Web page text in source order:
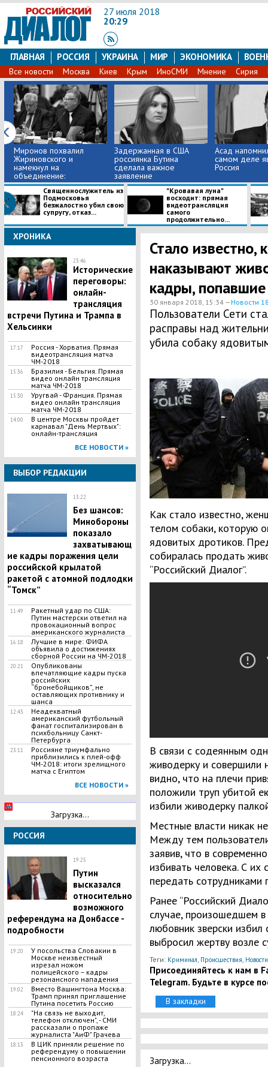
27 июля 2018
20:29
ГЛАВНАЯ РОССИЯ УКРАИНА МИР ЭКОНОМИКА
Все новости Москва Киев Крым ИноСМИ Мнение Сирия
Миронов похвалил
Жириновского и
намекнул на
объединение:
подробно...
Задержанная в США
россиянка Бутина
сделала важное
заявление
Асад
самом деле
Россия
​Священнослужитель из
Подмосковья
безжалостно убил свою
супругу, отказ...
"Кровавая луна"
восходит: прямая
видеотрансляция
самого
продолжительно...
ХРОНИКА
23:46
Исторические
переговоры:
онлайн-
трансляция
встречи Путина и Трампа в
Хельсинки
17:17
Россия - Хорватия. Прямая
видеотрансляция матча
ЧМ-2018
15:36
Бразилия - Бельгия. Прямая
видео онлайн трансляция
матча ЧМ-2018
15:30
Уругвай - Франция. Прямая
видео онлайн трансляция
матча ЧМ-2018
14:00
В центре Москвы пройдет
карнавал "День Мертвых":
онлайн-трансляция
ВСЕ НОВОСТИ »
ВЫБОР РЕДАКЦИИ
13:22
Без шансов:
Минобороны
показало
захватывающ
ие кадры поражения цели
российской крылатой
ракетой с атомной подлодки
“Томск”
11:49
Ракетный удар по США:
Путин мастерски ответил на
провокационный вопрос
американского журналиста
16:18
Лучшие в мире: ФИФА
объявила о достижениях
сборной России на ЧМ-2018
20:21
Опубликованы
впечатляющие кадры пуска
российских
“бронебойщиков”, не
оставляющих противнику и
шанса
12:43
Неадекватный
американский футбольный
фанат госпитализирован в
психбольницу Санкт-
Петербурга
23:11
Россияне триумфально
приблизились к плей-офф
ЧМ-2018: итоги зрелищного
матча с Египтом
ВСЕ НОВОСТИ »
Загрузка...
РОССИЯ
19:25
​Путин
высказался
относительно
возможного
референдума на Донбассе -
подробности
19:20
У посольства Словакии в
Москве неизвестный
изрезал ножом
полицейского – кадры
резонансного нападения
19:02
Вместо Вашингтона Москва:
Трамп принял приглашение
Путина посетить Россию
18:24
"На связь не выходит,
телефон отключен", - СМИ
рассказали о пропаже
журналиста "АиФ" Грачева
18:13
В ЦИК приняли решение по
референдуму о повышении
пенсионного возраста
​Стало известно,
наказывают
кадры, попавшие
30 января 2018, 15:34 —Новости
Пользователи Сети
расправы над
убила собаку
Как стало известно,
телом собаки, которую
ядовитых дротиков.
собиралась продать
“Российский Диалог”.
В связи с содеянным
живодерку и совершили
видно, что на плечи
положили труп убитой
избили живодерку
Местные власти никак
Между тем
заявив, что в
избивать человека. С
передать сотрудниками
Ранее “Российский
случае, произошедшем
любовник зверски
выбросил жертву возле
Теги: Криминал Происшествия
Присоединяйтесь к нам в
Telegram. Будьте в курсе
В закладки
Загрузка...